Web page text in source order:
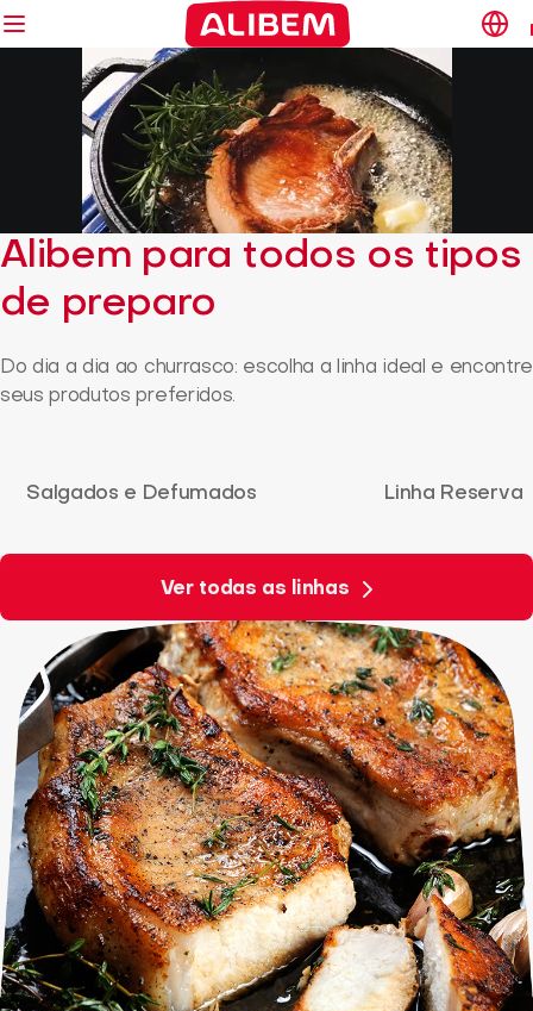
Alibem para todos os tipos
de preparo
Do dia a dia ao churrasco: escolha a linha ideal e encontre
seus produtos preferidos.
Salgados e Defumados Linha Reserva
Ver todas as linhas